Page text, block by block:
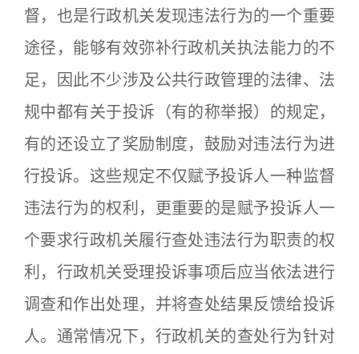
督，也是行政机关发现违法行为的一个重要
途径，能够有效弥补行政机关执法能力的不
足，因此不少涉及公共行政管理的法律、法
规中都有关于投诉（有的称举报）的规定，
有的还设立了奖励制度，鼓励对违法行为进
行投诉。这些规定不仅赋予投诉人一种监督
违法行为的权利，更重要的是赋予投诉人一
个要求行政机关履行查处违法行为职责的权
利，行政机关受理投诉事项后应当依法进行
调查和作出处理，并将查处结果反馈给投诉
人。通常情况下，行政机关的查处行为针对